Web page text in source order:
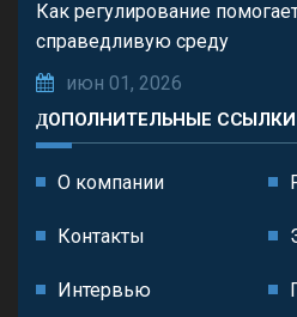
Как регулирование
справедливую среду
июн 01, 2026
ДОПОЛНИТЕЛЬНЫЕ ССЫЛКИ
О компании
Контакты
Интервью